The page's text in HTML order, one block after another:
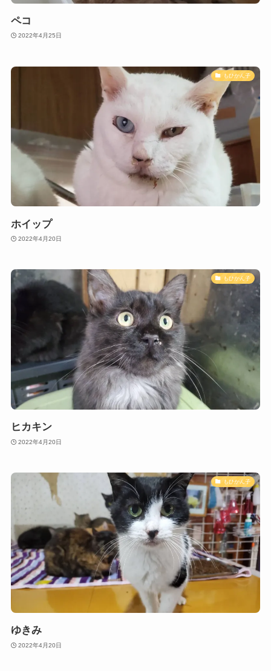
ペコ
2022年4月25日
もひかん子
ホイップ
2022年4月20日
もひかん子
ヒカキン
2022年4月20日
もひかん子
ゆきみ
2022年4月20日